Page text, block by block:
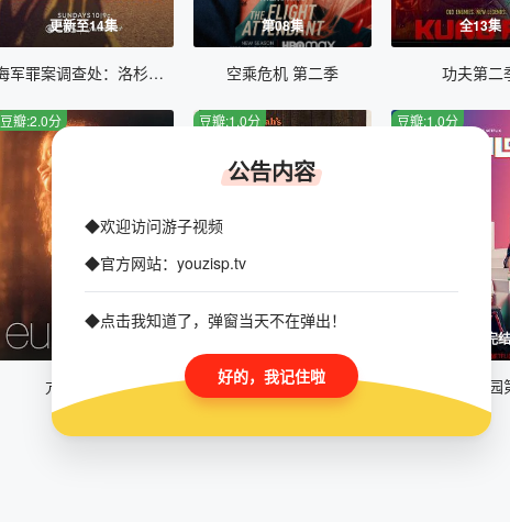
更新至14集
海军罪案调查处：洛杉矶第十四季
第08集
空乘危机 第二季
全13集
功夫第二
豆瓣:2.0分
亢奋第二季
豆瓣:1.0分
比利小子
第8集完结
豆瓣:1.0分
叛逆青春校园
公告内容
◆欢迎访问游子视频
◆官方网站：youzisp.tv
◆点击我知道了，弹窗当天不在弹出！
好的，我记住啦